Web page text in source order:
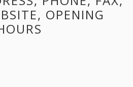
OPENING